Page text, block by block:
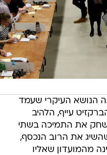
הנושא העיקרי שעמד
עייף, הלהיב
שחק את התמיכה בשתי
את הרוב הנכסף,
מהמועדון שאליו